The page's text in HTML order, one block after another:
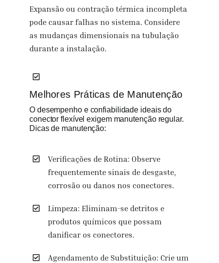
Expansão ou contração térmica incompleta
pode causar falhas no sistema. Considere
as mudanças dimensionais na tubulação
durante a instalação.
Melhores Práticas de Manutenção
O desempenho e confiabilidade ideais do
conector flexível exigem manutenção regular.
Dicas de manutenção:
Verificações de Rotina: Observe
frequentemente sinais de desgaste,
corrosão ou danos nos conectores.
Limpeza: Eliminam-se detritos e
produtos químicos que possam
danificar os conectores.
Agendamento de Substituição: Crie um